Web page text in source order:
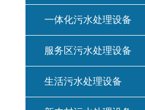
一体化污水处理设备
服务区污水处理设备
生活污水处理设备